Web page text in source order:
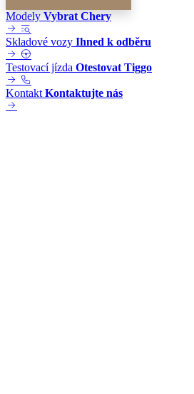
Modely Vybrat Chery
Skladové vozy Ihned k odběru
Testovací jízda Otestovat Tiggo
Kontakt Kontaktujte nás